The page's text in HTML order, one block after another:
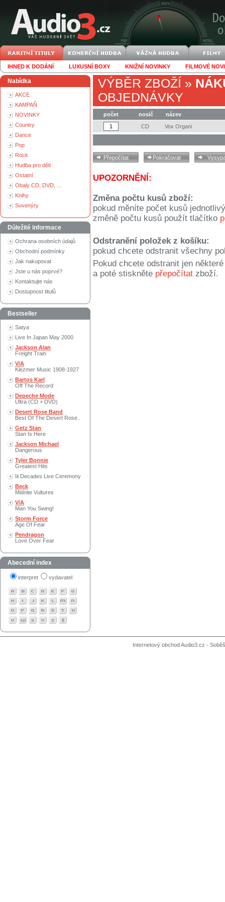
IHNED K DODÁNÍ LUXUSNÍ BOXY KNIŽNÍ NOVINKY FILMOVÉ
Nabídka
AKCE
KAMPAŇ
NOVINKY
Country
Dance
Pop
Rock
Hudba pro děti
Ostatní
Obaly CD, DVD, ...
Knihy
Suvenýry
Důležité informace
Ochrana osobních údajů
Obchodní podmínky
Jak nakupovat
Jste u nás poprvé?
Kontaktujte nás
Dostupnost titulů
Bestseller
Satya
Live In Japan May 2000
Jackson Alan
Freight Train
V/A
Klezmer Music 1908-1927
Bartos Karl
Off The Record
Depeche Mode
Ultra (CD + DVD)
Desert Rose Band
Best Of The Desert Rose..
Getz Stan
Stan Is Here
Jackson Michael
Dangerous
Tyler Bonnie
Greatest Hits
Iii Decades Live Ceremony
Beck
Midnite Vultures
V/A
Man You Swing!
Storm Force
Age Of Fear
Pendragon
Love Over Fear
Abecední index
interpret vydavatel
VÝBĚR ZBOŽÍ »
OBJEDNÁVKY
počet nosič
název
CD
Vox Organi
UPOZORNĚNÍ:
Změna počtu kusů zboží:
pokud měníte počet kusů
změně počtu kusů použít tlačítko
Odstranění položek z košíku:
pokud chcete odstranit všechny
Pokud chcete odstranit jen
a poté stiskněte přepočítat zboží.
Internetový obchod Audio3.cz -